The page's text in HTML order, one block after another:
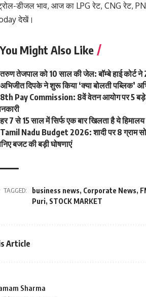
डीजल भाव, आज का LPG रेट, CNG रेट,
देखें।
You Might Also Like
तरुण तेजपाल को 10 साल की जेल: बॉम्बे हाई कोर्ट
अभिजीत दिपके ने शुरू किया ‘क्या बोलती पब्लिक’
8th Pay Commission: 8वें वेतन आयोग पर 5
हर 7 से 15 साल में सिर्फ एक बार खिलता है ये
Tamil Nadu Budget 2026: शादी पर 8 ग्राम
बजट की बड़ी घोषणाएं
TAGGED: business news, Corporate News,
Puri, STOCK MARKET
Article
Sharma